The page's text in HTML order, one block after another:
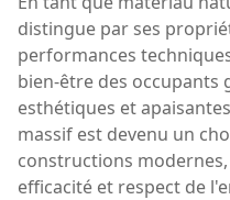
distingue par ses
performances
bien-être des occupants
esthétiques et
massif est devenu un
constructions
efficacité et respect de